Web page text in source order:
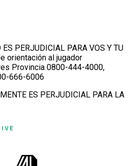
PERJUDICIAL PARA VOS Y TU
orientación al jugador
Provincia 0800-444-4000,
666-6006
ES PERJUDICIAL PARA LA